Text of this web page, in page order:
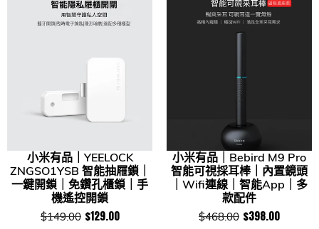
小米有品｜YEELOCK
ZNGSO1YSB 智能抽屜鎖｜
一鍵開鎖｜免鑽孔櫃鎖｜手
機遙控開鎖
$149.00 $129.00
小米有品｜Bebird M9 Pro
智能可視採耳棒｜內置鏡頭
｜Wifi連線｜智能App｜多
款配件
$468.00 $398.00